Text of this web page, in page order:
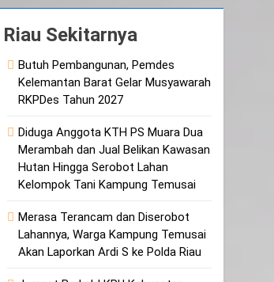
Riau Sekitarnya
Butuh Pembangunan, Pemdes
Kelemantan Barat Gelar Musyawarah
RKPDes Tahun 2027
Diduga Anggota KTH PS Muara Dua
Merambah dan Jual Belikan Kawasan
Hutan Hingga Serobot Lahan
Kelompok Tani Kampung Temusai
Merasa Terancam dan Diserobot
Lahannya, Warga Kampung Temusai
Akan Laporkan Ardi S ke Polda Riau